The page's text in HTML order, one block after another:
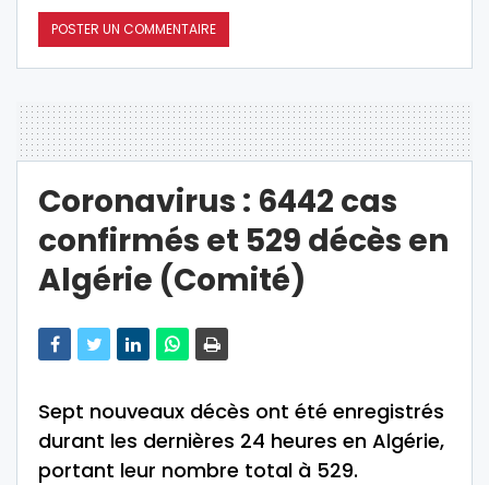
Coronavirus : 6442 cas
confirmés et 529 décès en
Algérie (Comité)
Sept nouveaux décès ont été enregistrés
durant les dernières 24 heures en Algérie,
portant leur nombre total à 529.